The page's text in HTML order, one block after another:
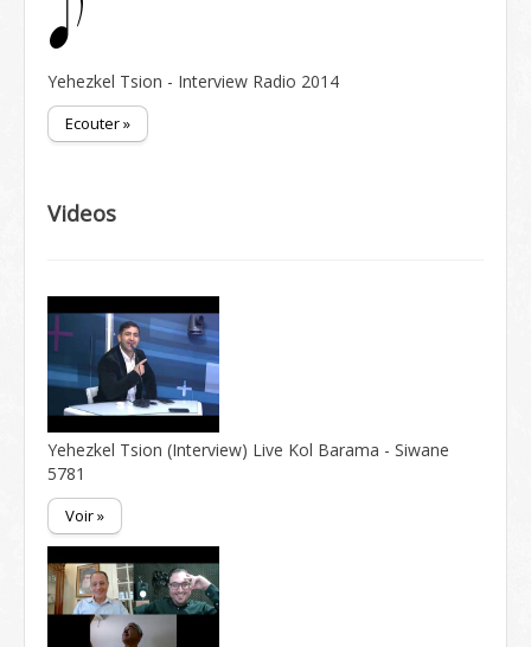
Yehezkel Tsion - Interview Radio 2014
Ecouter »
Videos
Yehezkel Tsion (Interview) Live Kol Barama - Siwane
5781
Voir »